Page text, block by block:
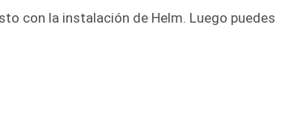
con la instalación de Helm. Luego puedes